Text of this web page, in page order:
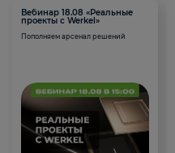
Вебинар 18.08 «Реальные
проекты с Werkel»
Пополняем арсенал решений